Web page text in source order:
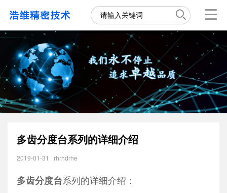
多齿分度台系列的详细介绍
2019-01-31 rhrhdrhe
多齿分度台系列的详细介绍：